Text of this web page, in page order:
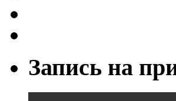
Запись на